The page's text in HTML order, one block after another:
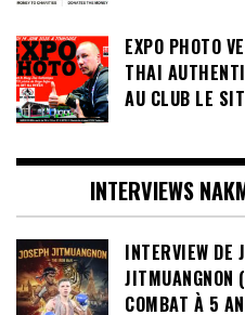
EXPO PHOTO
THAI
AU CLUB LE
INTERVIEWS
INTERVIEW DE
JITMUANGNON
COMBAT À 5